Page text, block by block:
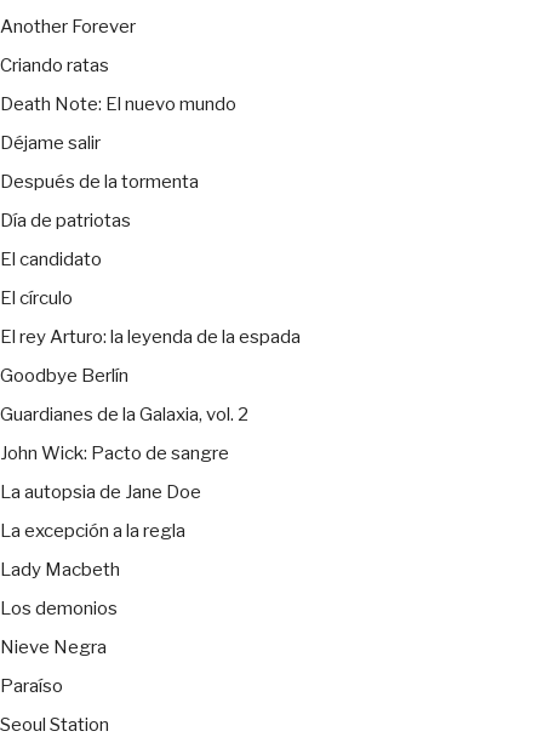
Another Forever
Criando ratas
Death Note: El nuevo mundo
Déjame salir
Después de la tormenta
Día de patriotas
El candidato
El círculo
El rey Arturo: la leyenda de la espada
Goodbye Berlín
Guardianes de la Galaxia, vol. 2
John Wick: Pacto de sangre
La autopsia de Jane Doe
La excepción a la regla
Lady Macbeth
Los demonios
Nieve Negra
Paraíso
Seoul Station